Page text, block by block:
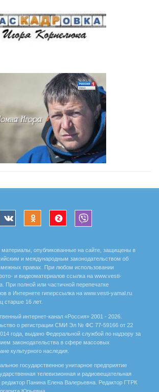
опубликованные на сайте, защищены в
и международным законодательством об
правах. При любом использовании
и видеоматериалов ссылка на www.vesti-
При полной или частичной перепечатке
в Интернете гиперссылка на www.vesti-yamal.ru
старше 16 лет.
интернет-канал «Россия» 2001 - 2026.
о регистрации СМИ Эл № ФС 77-59166 от 22
года, выдано Федеральной службой по надзору за
законодательства в сфере массовых
культурного наследия.
государственное унитарное предприятие
телевизионная и радиовещательная
Панина Елена Валерьевна. Редактор ГТРК